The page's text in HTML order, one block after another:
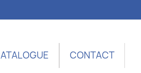
CONTACT